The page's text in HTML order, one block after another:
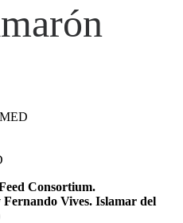
Consortium.
Vives. Islamar del